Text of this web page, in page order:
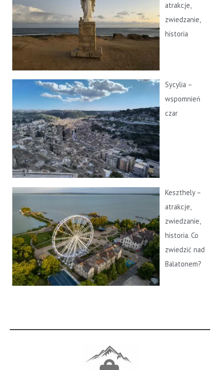
atrakcje,
zwiedzanie,
historia
Sycylia –
wspomnień
czar
Keszthely –
atrakcje,
zwiedzanie,
historia. Co
zwiedzić nad
Balatonem?